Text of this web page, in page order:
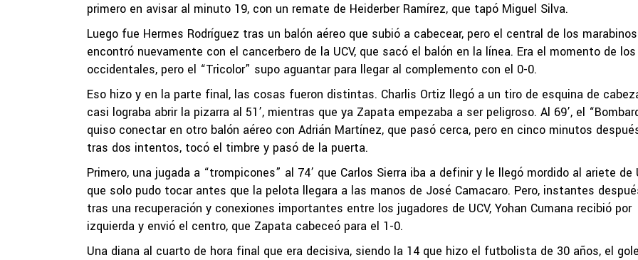
primero en avisar al minuto 19, con un remate de Heiderber Ramírez, que tapó Miguel Silva.
Luego fue Hermes Rodríguez tras un balón aéreo que subió a cabecear, pero el central de los
encontró nuevamente con el cancerbero de la UCV, que sacó el balón en la línea. Era el momento de los
occidentales, pero el “Tricolor” supo aguantar para llegar al complemento con el 0-0.
Eso hizo y en la parte final, las cosas fueron distintas. Charlis Ortiz llegó a un tiro de esquina de
casi lograba abrir la pizarra al 51’, mientras que ya Zapata empezaba a ser peligroso. Al 69’, el
quiso conectar en otro balón aéreo con Adrián Martínez, que pasó cerca, pero en cinco minutos
tras dos intentos, tocó el timbre y pasó de la puerta.
Primero, una jugada a “trompicones” al 74’ que Carlos Sierra iba a definir y le llegó mordido al ariete de
que solo pudo tocar antes que la pelota llegara a las manos de José Camacaro. Pero, instantes
tras una recuperación y conexiones importantes entre los jugadores de UCV, Yohan Cumana recibió por
izquierda y envió el centro, que Zapata cabeceó para el 1-0.
Una diana al cuarto de hora final que era decisiva, siendo la 14 que hizo el futbolista de 30 años, el